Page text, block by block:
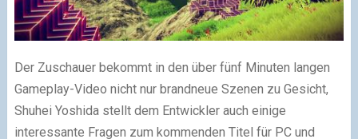
Der Zuschauer bekommt in den über fünf Minuten langen
Gameplay-Video nicht nur brandneue Szenen zu Gesicht,
Shuhei Yoshida stellt dem Entwickler auch einige
interessante Fragen zum kommenden Titel für PC und